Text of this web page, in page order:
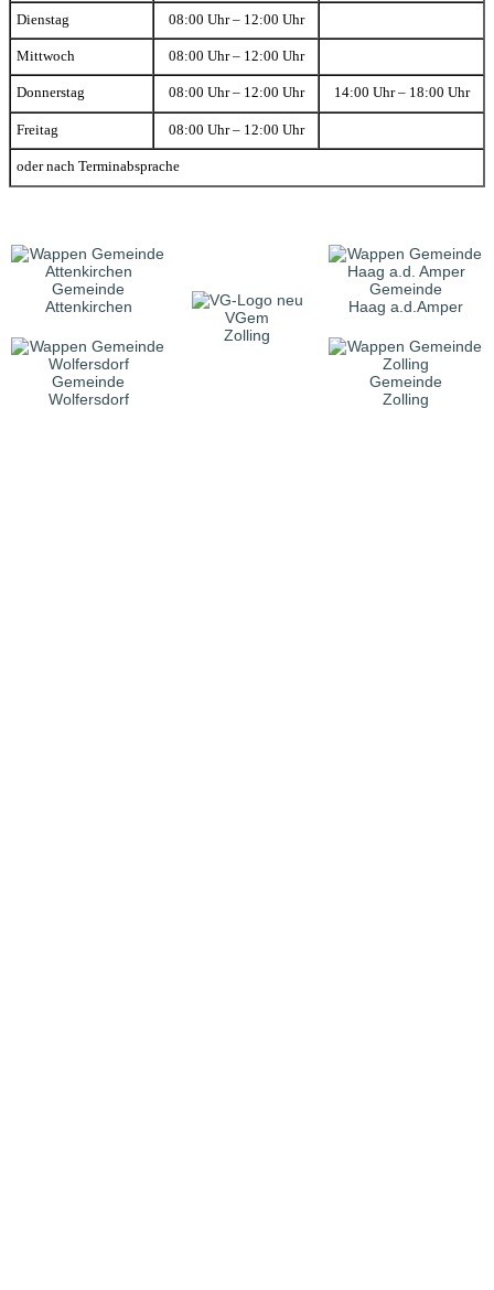
Dienstag 08:00 Uhr – 12:00 Uhr
Mittwoch 08:00 Uhr – 12:00 Uhr
Donnerstag 08:00 Uhr – 12:00 Uhr 14:00 Uhr – 18:00 Uhr
Freitag 08:00 Uhr – 12:00 Uhr
oder nach Terminabsprache
Gemeinde
Attenkirchen
VGem
Zolling
Gemeinde
Haag a.d.Amper
Gemeinde
Wolfersdorf
Gemeinde
Zolling